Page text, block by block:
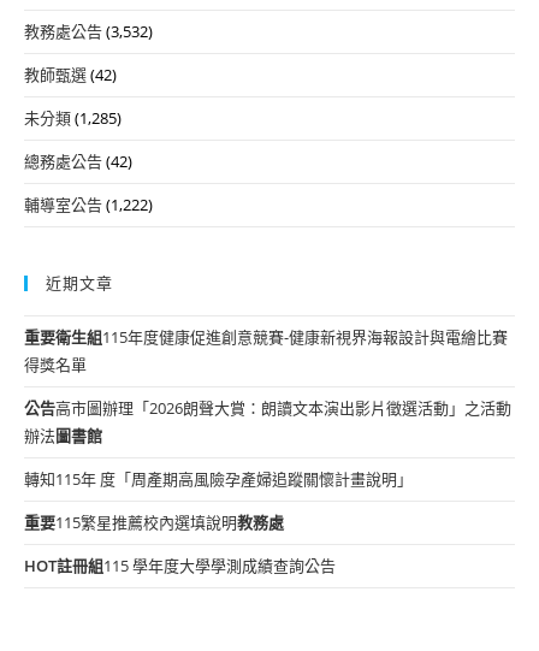
教務處公告(3,532)
教師甄選(42)
未分類(1,285)
總務處公告(42)
輔導室公告(1,222)
近期文章
重要衛生組115年度健康促進創意競賽-健康新視界海報設計與電繪比賽
得獎名單
公告高市圖辦理「2026朗聲大賞：朗讀文本演出影片徵選活動」之活動
辦法圖書館
轉知115年 度「周產期高風險孕產婦追蹤關懷計畫說明」
重要115繁星推薦校內選填說明教務處
HOT註冊組115 學年度大學學測成績查詢公告